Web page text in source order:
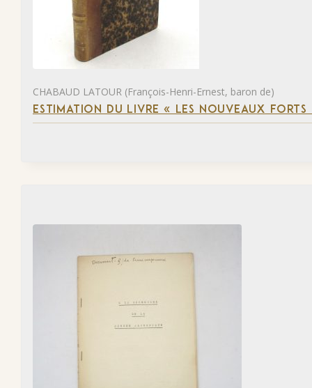
CHABAUD LATOUR (François-Henri-Ernest, baron de)
ESTIMATION DU LIVRE « LES NOUVEAUX